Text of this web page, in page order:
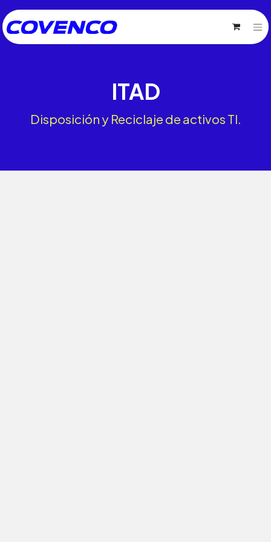
ITAD
Disposición y Reciclaje de activos TI.